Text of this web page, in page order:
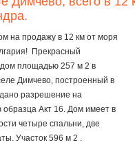
на продажу в 12 км от моря
Прекрасный
площадью 257 м 2 в
Димчево, построенный в
разрешение на
образца Акт 16. Дом имеет в
четыре спальни, две
Участок 596 м 2 .